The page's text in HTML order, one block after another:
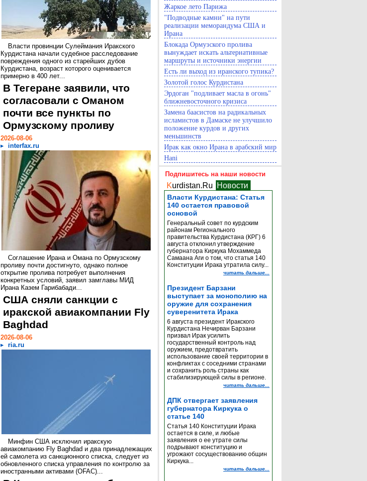
Власти провинции Сулеймания Иракского
Курдистана начали судебное расследование
повреждения одного из старейших дубов
Курдистана, возраст которого оценивается
примерно в 400 лет...
В Тегеране заявили, что
согласовали с Оманом
почти все пункты по
Ормузскому проливу
2026-08-06
interfax.ru
Соглашение Ирана и Омана по Ормузскому
проливу почти достигнуто, однако полное
открытие пролива потребует выполнения
конкретных условий, заявил замглавы МИД
Ирана Казем Гарибабади...
США сняли санкции с
иракской авиакомпании Fly
Baghdad
2026-08-06
ria.ru
Минфин США исключил иракскую
авиакомпанию Fly Baghdad и два принадлежащих
ей самолета из санкционного списка, следует из
обновленного списка управления по контролю за
иностранными активами (OFAC)...
Жаркое лето Парижа
"Подводные камни" на пути
реализации меморандума США и
Ирана
Блокада Ормузского пролива
вынуждает искать альтернативные
маршруты и источники энергии
Есть ли выход из иранского тупика?
Золотой голос Курдистана
Эрдоган "подливает масла в огонь"
ближневосточного кризиса
Замена баасистов на радикальных
исламистов в Дамаске не улучшило
положение курдов и других
меньшинств
Ирак как окно Ирана в арабский мир
Hani
Подпишитесь на наши новости
Kurdistan.Ru Новости
Власти Курдистана: Статья
140 остается правовой
основой
Генеральный совет по курдским
районам Регионального
правительства Курдистана (КРГ) 6
августа отклонил утверждение
губернатора Киркука Мохаммеда
Самаана Аги о том, что статья 140
Конституции Ирака утратила силу...
читать дальше...
Президент Барзани
выступает за монополию на
оружие для сохранения
суверенитета Ирака
6 августа президент Иракского
Курдистана Нечирван Барзани
призвал Ирак усилить
государственный контроль над
оружием, предотвратить
использование своей территории в
конфликтах с соседними странами
и сохранить роль страны как
стабилизирующей силы в регионе.
читать дальше...
ДПК отвергает заявления
губернатора Киркука о
статье 140
Статья 140 Конституции Ирака
остается в силе, и любые
заявления о ее утрате силы
подрывают конституцию и
угрожают сосуществованию общин
Киркука...
читать дальше...